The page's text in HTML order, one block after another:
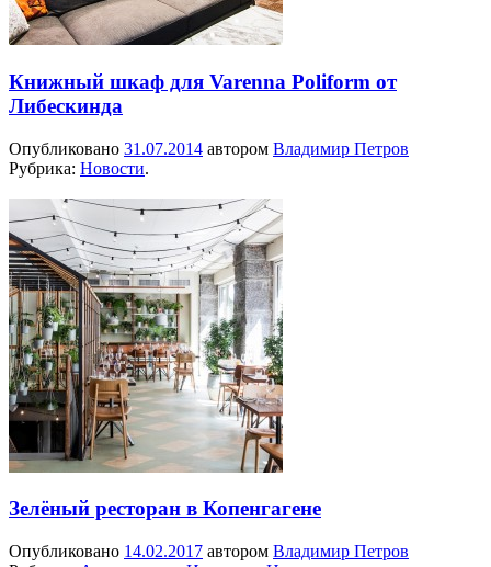
Книжный шкаф для Varenna Poliform от
Либескинда
Опубликовано 31.07.2014 автором Владимир Петров
Рубрика: Новости.
Зелёный ресторан в Копенгагене
Опубликовано 14.02.2017 автором Владимир Петров